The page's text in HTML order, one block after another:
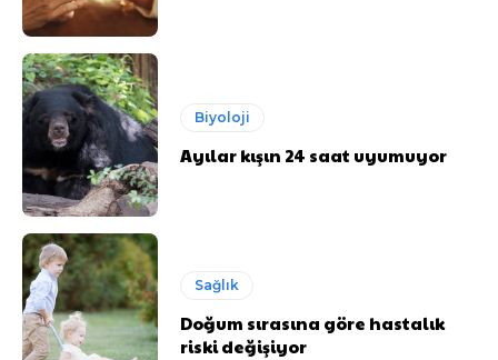
Biyoloji
Ayılar kışın 24 saat uyumuyor
Sağlık
Doğum sırasına göre hastalık
riski değişiyor